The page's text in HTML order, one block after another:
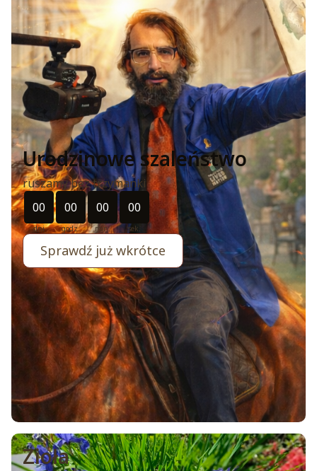
Urodzinowe szaleństwo
ruszamy bez trzymanki
Odliczanie czasu do: 2026-07-11 11:11:00
00
dni
00
godz.
00
min.
00
sek.
Sprawdź już wkrótce
Zioła